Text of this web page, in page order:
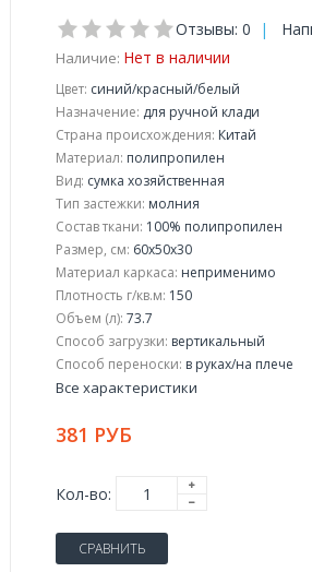
Отзывы: 0 |
Наличие: Нет в наличии
Цвет: синий/красный/белый
Назначение: для ручной клади
Страна происхождения: Китай
Материал: полипропилен
Вид: сумка хозяйственная
Тип застежки: молния
Состав ткани: 100% полипропилен
Размер, см: 60х50х30
Материал каркаса: неприменимо
Плотность г/кв.м: 150
Объем (л): 73.7
Способ загрузки: вертикальный
Способ переноски: в руках/на плече
Все характеристики
381 РУБ
Кол-во:
СРАВНИТЬ